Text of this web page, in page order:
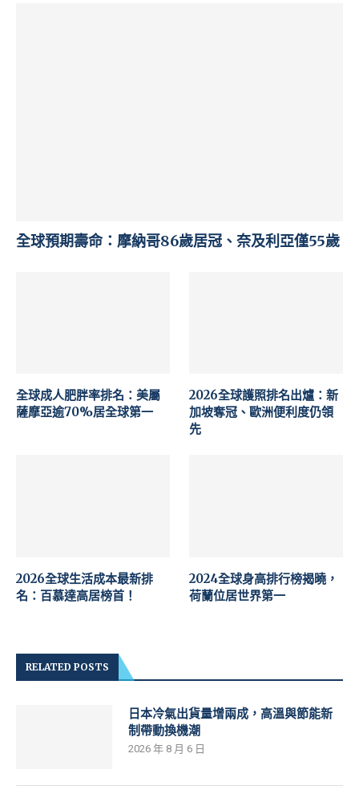
全球預期壽命：摩納哥86歲居冠、奈及利亞僅55歲
全球成人肥胖率排名：美屬
薩摩亞逾70%居全球第一
2026全球護照排名出爐：新
加坡奪冠、歐洲便利度仍領
先
2026全球生活成本最新排
名：百慕達高居榜首！
2024全球身高排行榜揭曉，
荷蘭位居世界第一
RELATED POSTS
日本冷氣出貨量增兩成，高溫與節能新
制帶動換機潮
2026 年 8 月 6 日